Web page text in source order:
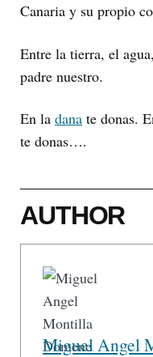
Canaria y su propio
Entre la tierra, el
padre nuestro.
En la dana te donas.
te donas….
AUTHOR
Miguel Angel